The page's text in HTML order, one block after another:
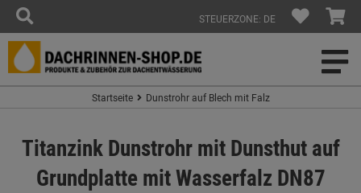
STEUERZONE: DE
Startseite Dunstrohr auf Blech mit Falz
Titanzink Dunstrohr mit Dunsthut auf
Grundplatte mit Wasserfalz DN87